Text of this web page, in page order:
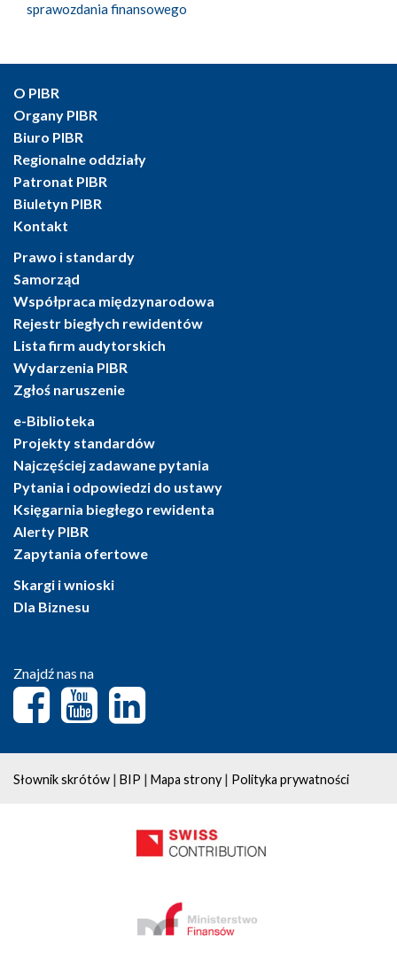
sprawozdania finansowego
O PIBR
Organy PIBR
Biuro PIBR
Regionalne oddziały
Patronat PIBR
Biuletyn PIBR
Kontakt
Prawo i standardy
Samorząd
Współpraca międzynarodowa
Rejestr biegłych rewidentów
Lista firm audytorskich
Wydarzenia PIBR
Zgłoś naruszenie
e-Biblioteka
Projekty standardów
Najczęściej zadawane pytania
Pytania i odpowiedzi do ustawy
Księgarnia biegłego rewidenta
Alerty PIBR
Zapytania ofertowe
Skargi i wnioski
Dla Biznesu
Znajdź nas na
Słownik skrótów | BIP | Mapa strony | Polityka prywatności